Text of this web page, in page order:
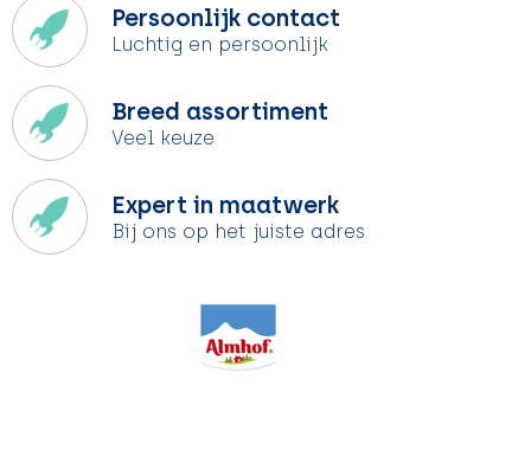
Persoonlijk contact
Luchtig en persoonlijk
Breed assortiment
Veel keuze
Expert in maatwerk
Bij ons op het juiste adres